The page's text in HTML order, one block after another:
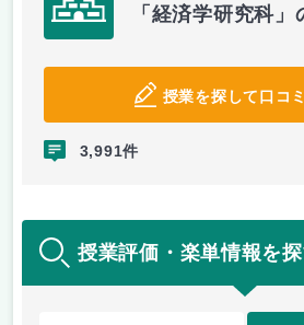
「経済学研究科
授業を探して口コ
3,991件
授業評価・楽単情報を